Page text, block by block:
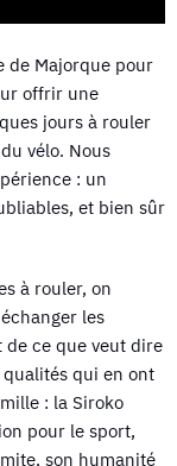
de Majorque pour
offrir une
jours à rouler
vélo. Nous
: un
et bien sûr
à rouler, on
les
de ce que veut dire
qualités qui en ont
: la Siroko
pour le sport,
son humanité